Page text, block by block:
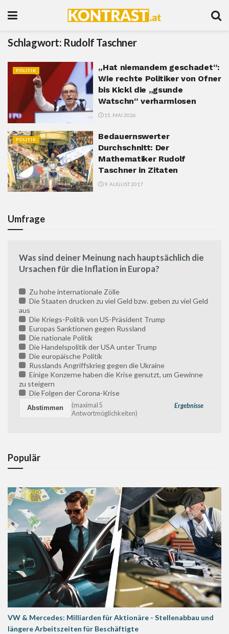
Schlagwort: Rudolf Taschner
POLITIK
„Hat niemandem geschadet“:
Wie rechte Politiker von Ofner
bis Kickl die „gsunde
Watschn“ verharmlosen
15. MAI 2026
POLITIK
Bedauernswerter
Durchschnitt: Der
Mathematiker Rudolf
Taschner in Zitaten
9. AUGUST 2017
Umfrage
Was sind deiner Meinung nach hauptsächlich die
Ursachen für die Inflation in Europa?
Zu hohe internationale Zölle
Die Staaten drucken zu viel Geld bzw. geben zu viel Geld
aus
Die Kriegs-Politik von US-Präsident Trump
Europas Sanktionen gegen Russland
Die nationale Politik
Die Handelspolitik der USA unter Trump
Die europäische Politik
Russlands Angriffskrieg gegen die Ukraine
Einige Konzerne haben die Krise genutzt, um Gewinne
zu steigern
Die Folgen der Corona-Krise
Ergebnisse
(maximal 5
Antwortmöglichkeiten)
Populär
VW & Mercedes: Milliarden für Aktionäre - Stellenabbau und
längere Arbeitszeiten für Beschäftigte